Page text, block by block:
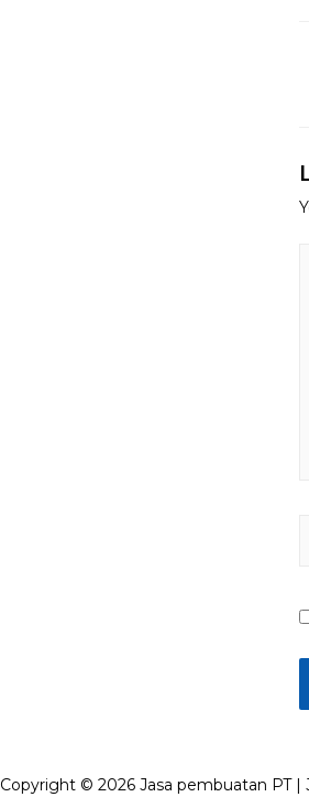
Copyright © 2026 Jasa pembuatan PT |